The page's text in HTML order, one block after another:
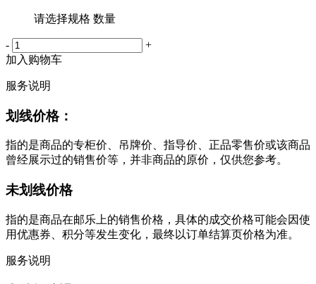
请选择规格 数量
-
+
加入购物车
服务说明
划线价格：
指的是商品的专柜价、吊牌价、指导价、正品零售价或该商品
曾经展示过的销售价等，并非商品的原价，仅供您参考。
未划线价格
指的是商品在邮乐上的销售价格，具体的成交价格可能会因使
用优惠券、积分等发生变化，最终以订单结算页价格为准。
服务说明